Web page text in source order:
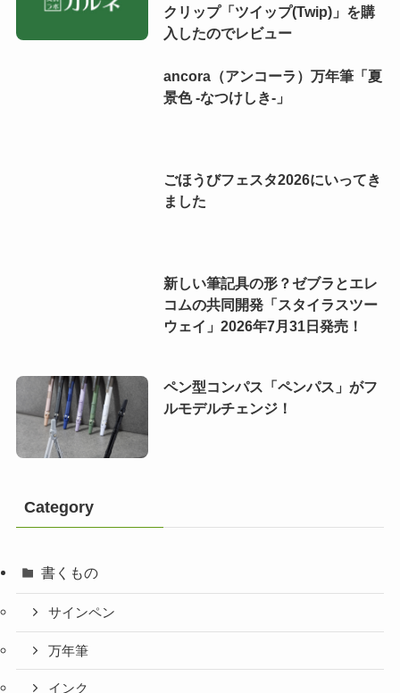
クリップ「ツイップ(Twip)」を購
入したのでレビュー
ancora（アンコーラ）万年筆「夏
景色 -なつけしき-」
ごほうびフェスタ2026にいってき
ました
新しい筆記具の形？ゼブラとエレ
コムの共同開発「スタイラスツー
ウェイ」2026年7月31日発売！
ペン型コンパス「ペンパス」がフ
ルモデルチェンジ！
Category
書くもの
サインペン
万年筆
インク